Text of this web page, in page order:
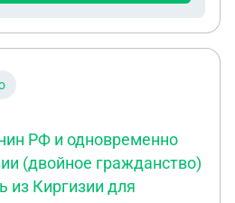
РФ и одновременно
(двойное гражданство)
из Киргизии для